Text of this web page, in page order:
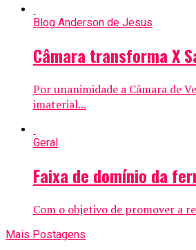
Blog Anderson de Jesus
Câmara transforma X
Por unanimidade a Câmara de
imaterial...
Geral
Faixa de domínio da
Com o objetivo de promover a
Mais Postagens